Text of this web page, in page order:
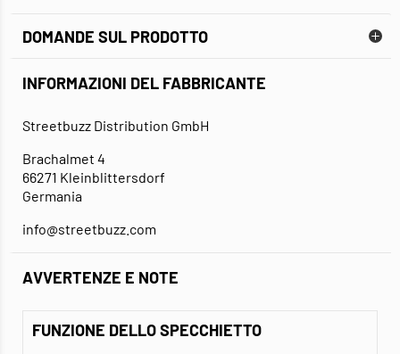
DOMANDE SUL PRODOTTO
INFORMAZIONI DEL FABBRICANTE
Streetbuzz Distribution GmbH
Brachalmet 4
66271 Kleinblittersdorf
Germania
info@streetbuzz.com
AVVERTENZE E NOTE
FUNZIONE DELLO SPECCHIETTO